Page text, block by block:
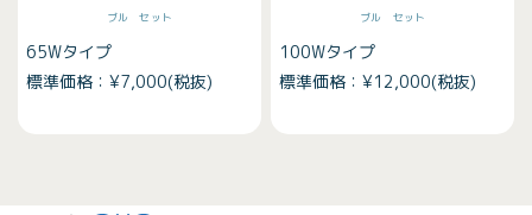
ブル セット
65Wタイプ
標準価格：¥7,000(税抜)
ブル セット
100Wタイプ
標準価格：¥12,000(税抜)